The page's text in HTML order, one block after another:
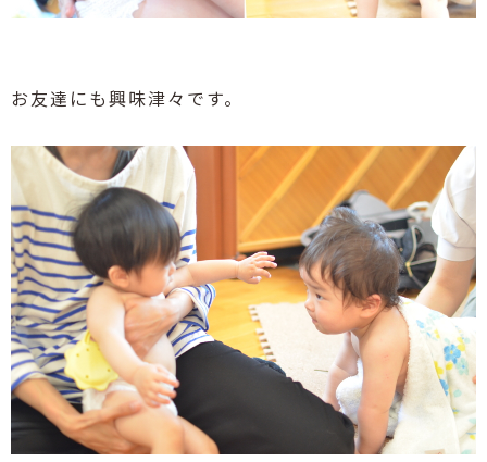
お友達にも興味津々です。